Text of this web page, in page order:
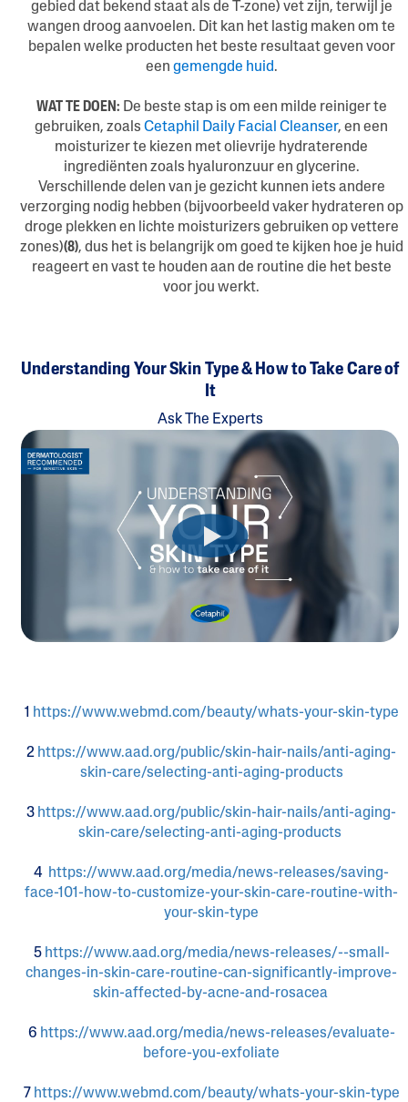
gebied dat bekend staat als de T-zone) vet zijn, terwijl je
wangen droog aanvoelen. Dit kan het lastig maken om te
bepalen welke producten het beste resultaat geven voor
een gemengde huid.
WAT TE DOEN: De beste stap is om een milde reiniger te
gebruiken, zoalsCetaphil Daily Facial Cleanser, en een
moisturizer te kiezen met olievrije hydraterende
ingrediënten zoals hyaluronzuur en glycerine.
Verschillende delen van je gezicht kunnen iets andere
verzorging nodig hebben (bijvoorbeeld vaker hydrateren op
droge plekken en lichte moisturizers gebruiken op vettere
zones)(8), dus het is belangrijk om goed te kijken hoe je huid
reageert en vast te houden aan de routine die het beste
voor jou werkt.
Understanding Your Skin Type & How to Take Care of
It
Ask The Experts
1 https://www.webmd.com/beauty/whats-your-skin-type
2 https://www.aad.org/public/skin-hair-nails/anti-aging-
skin-care/selecting-anti-aging-products
3 https://www.aad.org/public/skin-hair-nails/anti-aging-
skin-care/selecting-anti-aging-products
4 https://www.aad.org/media/news-releases/saving-
face-101-how-to-customize-your-skin-care-routine-with-
your-skin-type
5 https://www.aad.org/media/news-releases/--small-
changes-in-skin-care-routine-can-significantly-improve-
skin-affected-by-acne-and-rosacea
6 https://www.aad.org/media/news-releases/evaluate-
before-you-exfoliate
7 https://www.webmd.com/beauty/whats-your-skin-type